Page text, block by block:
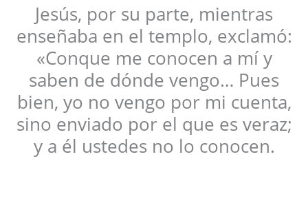
Jesús, por su parte, mientras
enseñaba en el templo, exclamó:
«Conque me conocen a mí y
saben de dónde vengo… Pues
bien, yo no vengo por mi cuenta,
sino enviado por el que es veraz;
y a él ustedes no lo conocen.